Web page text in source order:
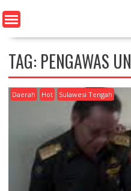
e
n
TAG: PENGAWAS UN
Daerah Hot Sulawesi Tengah